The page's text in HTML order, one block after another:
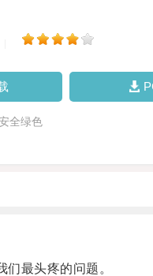
全绿色
最头疼的问题。